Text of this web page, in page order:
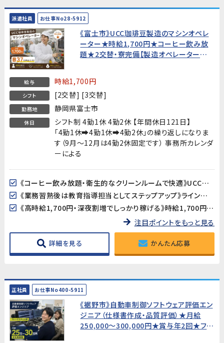
派遣社員 お仕事No28-5912
《富士市》UCC珈琲豆製造のマシンオペレ
ーター★時給1,700円★コーヒー飲み放
題★2交替・寮完備【製造オペレーター経
給与 時給1,700円
シフト [2交替] [3交替]
勤務地 静岡県富士市
休日
シフト制 4勤1休 4勤2休 【年間休日121日】
「4勤1休➡4勤1休➡4勤2休」の繰り返しになりま
す（9月～12月は4勤2休固定です） 事務所カレンダ
ーによる
《コーヒー飲み放題・衛生的なクリーンルームで快適》UCCの食品工場で、休憩時間にコーヒーが飲み放題！クリーンルーム（フル装備）・全体空調完備の清潔で快適な環境で働けます。
《業務習熟後は教育指導担当としてステップアップ》ライン作業を覚えた後は、当社スタッフや協力会社の作業者への教育・指導もお任せします。リーダー・指導者としてのキャリアを積みたい方に最適なポジションです。
《高時給1,700円・深夜割増でしっかり稼げる》時給1,700円に残業・深夜手当加算➡月収37万円以上可能!
注目ポイントをもっと見る
詳細を見る かんたん応募
正社員 お仕事No400-5911
《裾野市》自動車制御ソフトウェア評価エン
ジニア（仕様書作成・品質評価）★月給
250,000〜300,000円★賞与年2回★フレ